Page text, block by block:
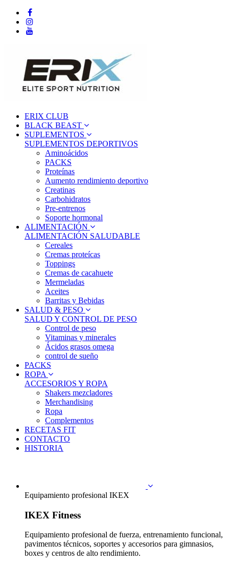
ERIX CLUB
BLACK BEAST
SUPLEMENTOS
SUPLEMENTOS DEPORTIVOS
Aminoácidos
PACKS
Proteínas
Aumento rendimiento deportivo
Creatinas
Carbohidratos
Pre-entrenos
Soporte hormonal
ALIMENTACIÓN
ALIMENTACIÓN SALUDABLE
Cereales
Cremas proteícas
Toppings
Cremas de cacahuete
Mermeladas
Aceites
Barritas y Bebidas
SALUD & PESO
SALUD Y CONTROL DE PESO
Control de peso
Vitaminas y minerales
Ácidos grasos omega
control de sueño
PACKS
ROPA
ACCESORIOS Y ROPA
Shakers mezcladores
Merchandising
Ropa
Complementos
RECETAS FIT
CONTACTO
HISTORIA
Equipamiento profesional IKEX
IKEX Fitness
Equipamiento profesional de fuerza, entrenamiento funcional,
pavimentos técnicos, soportes y accesorios para gimnasios,
boxes y centros de alto rendimiento.